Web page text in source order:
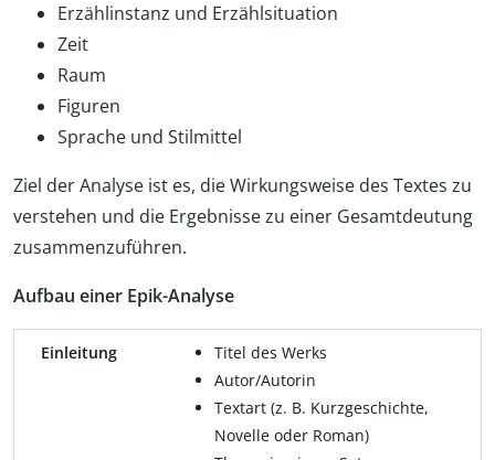
Erzählinstanz und Erzählsituation
Zeit
Raum
Figuren
Sprache und Stilmittel
Ziel der Analyse ist es, die Wirkungsweise des Textes zu
verstehen und die Ergebnisse zu einer Gesamtdeutung
zusammenzuführen.
Aufbau einer Epik-Analyse
Einleitung
Titel des Werks
Autor/Autorin
Textart (z. B. Kurzgeschichte,
Novelle oder Roman)